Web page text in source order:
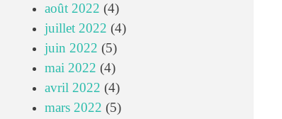
août 2022 (4)
juillet 2022 (4)
juin 2022 (5)
mai 2022 (4)
avril 2022 (4)
mars 2022 (5)